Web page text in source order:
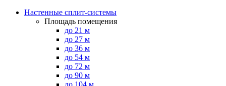
Настенные сплит-системы
Площадь помещения
до 21 м
до 27 м
до 36 м
до 54 м
до 72 м
до 90 м
до 104 м